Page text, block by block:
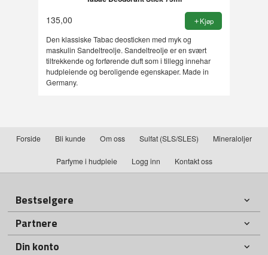
135,00 Kjøp
Den klassiske Tabac deosticken med myk og
maskulin Sandeltreolje. Sandeltreolje er en svært
tiltrekkende og forførende duft som i tillegg innehar
hudpleiende og beroligende egenskaper. Made in
Germany.
Forside Bli kunde Om oss Sulfat (SLS/SLES) Mineraloljer
Parfyme i hudpleie Logg inn Kontakt oss
Bestselgere
Partnere
Din konto